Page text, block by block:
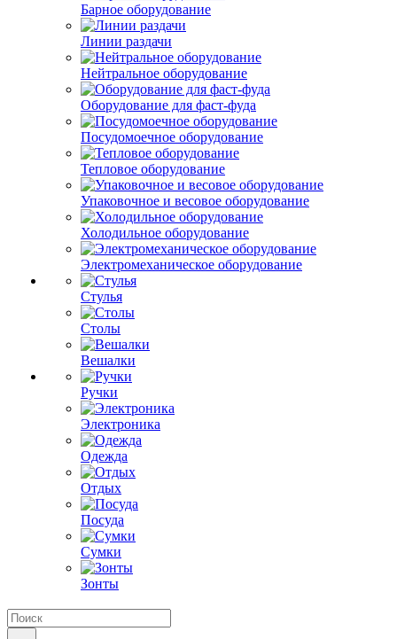
Барное оборудование
Линии раздачи
Нейтральное оборудование
Оборудование для фаст-фуда
Посудомоечное оборудование
Тепловое оборудование
Упаковочное и весовое оборудование
Холодильное оборудование
Электромеханическое оборудование
Стулья
Столы
Вешалки
Ручки
Электроника
Одежда
Отдых
Посуда
Сумки
Зонты